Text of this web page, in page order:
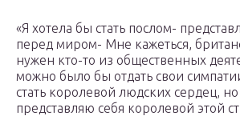
«Я хотела бы стать послом-
перед миром- Мне кажеться,
нужен кто-то из общественных
можно было бы отдать свои
стать королевой людских сердец,
представляю себя королевой этой